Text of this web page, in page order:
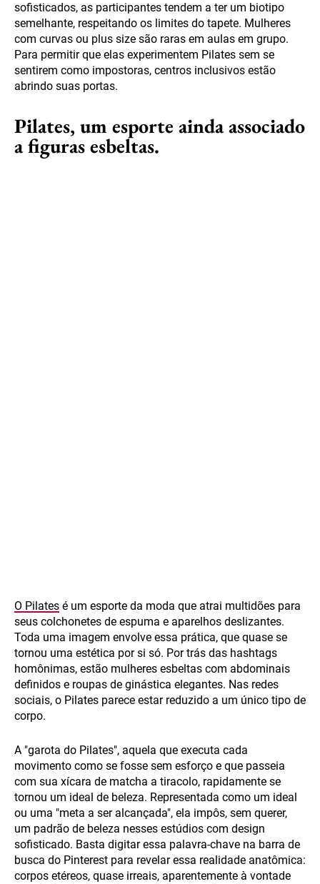
sofisticados, as participantes tendem a ter um biotipo
semelhante, respeitando os limites do tapete. Mulheres
com curvas ou plus size são raras em aulas em grupo.
Para permitir que elas experimentem Pilates sem se
sentirem como impostoras, centros inclusivos estão
abrindo suas portas.
Pilates, um esporte ainda associado
a figuras esbeltas.
O Pilates é um esporte da moda que atrai multidões para
seus colchonetes de espuma e aparelhos deslizantes.
Toda uma imagem envolve essa prática, que quase se
tornou uma estética por si só. Por trás das hashtags
homônimas, estão mulheres esbeltas com abdominais
definidos e roupas de ginástica elegantes. Nas redes
sociais, o Pilates parece estar reduzido a um único tipo de
corpo.
A "garota do Pilates", aquela que executa cada
movimento como se fosse sem esforço e que passeia
com sua xícara de matcha a tiracolo, rapidamente se
tornou um ideal de beleza. Representada como um ideal
ou uma "meta a ser alcançada", ela impôs, sem querer,
um padrão de beleza nesses estúdios com design
sofisticado. Basta digitar essa palavra-chave na barra de
busca do Pinterest para revelar essa realidade anatômica:
corpos etéreos, quase irreais, aparentemente à vontade